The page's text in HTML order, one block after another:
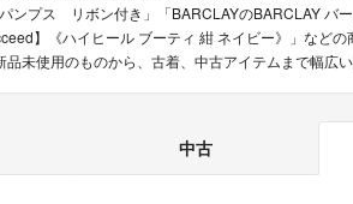
プス リボン付き」「BARCLAYのBARCLAY バー
】《ハイヒール ブーティ 紺 ネイビー》」など
未使用のものから、古着、中古アイテムまで幅広い
中古